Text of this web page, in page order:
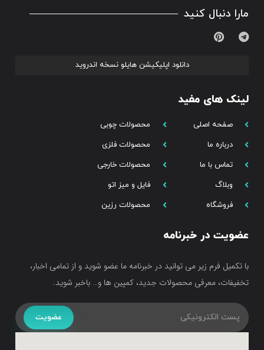
مارا دنبال کنید
دانلود اپلیکیشن هایلو نسخه اندروید
لینک های مفید
صفحه اصلی
درباره ما
تماس با ما
وبلاگ
فروشگاه
محصولات چوبی
محصولات فلزی
محصولات خارجی
فایل و میز اتو
محصولات رزین
عضویت در خبرنامه
با تکمیل فرم زیر می توانید در خبرنامه ما عضو شوید و از تمامی اخبار،
تخفیفات، معرفی محصولات جدید، کمپین ها و… باخبر شوید.
عضویت